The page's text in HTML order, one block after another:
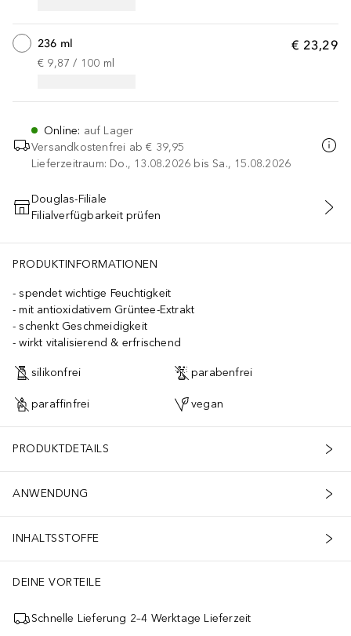
€ 23,29
236 ml
€ 9,87 / 100 ml
Online: auf Lager
Versandkostenfrei ab € 39,95
Lieferzeitraum: Do., 13.08.2026 bis Sa., 15.08.2026
IN DEN WARENKORB
Douglas-Filiale
Filialverfügbarkeit prüfen
PRODUKTINFORMATIONEN
spendet wichtige Feuchtigkeit
mit antioxidativem Grüntee-Extrakt
schenkt Geschmeidigkeit
wirkt vitalisierend & erfrischend
silikonfrei parabenfrei
paraffinfrei vegan
PRODUKTDETAILS
ANWENDUNG
INHALTSSTOFFE
DEINE VORTEILE
Schnelle Lieferung 2–4 Werktage Lieferzeit